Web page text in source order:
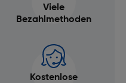
Viele
Bezahlmethoden
Kostenlose